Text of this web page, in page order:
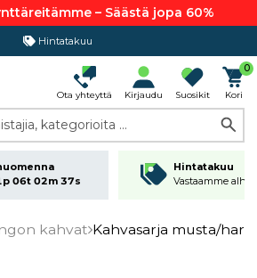
– Säästä jopa 60%
Hintatakuu
Ota yhteyttä Kirjaudu Suosikit
0
Kori
kategorioita ...
06t 02m 37s
Hintatakuu
Vastaamme
kahvat Kahvasarja musta/